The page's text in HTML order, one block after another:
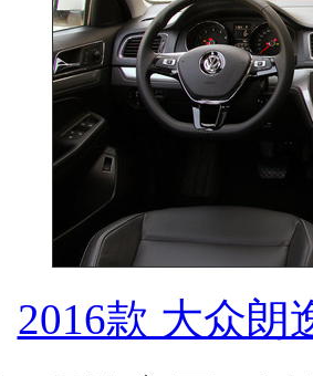
2016款 大众朗